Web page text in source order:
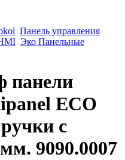
Панель управления
Эко Панельные
панели
ECO
с
9090.0007